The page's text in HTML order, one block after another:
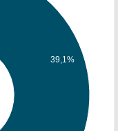
39,1%